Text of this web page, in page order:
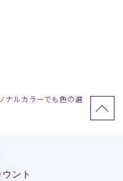
ナルカラーでも色の選
ント